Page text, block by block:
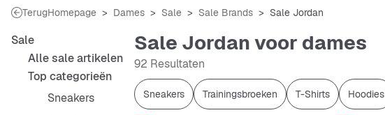
TerugHomepage Dames Sale Sale Brands Sale Jordan
Sale
Alle sale artikelen
Top categorieën
Sneakers
Sale Jordan voor dames
92 Resultaten
Sneakers Trainingsbroeken T-Shirts Hoodies